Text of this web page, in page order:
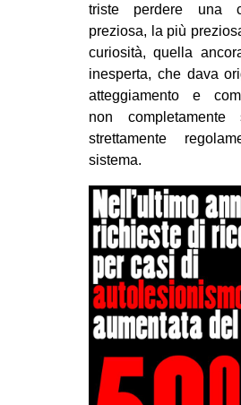
triste perdere una
preziosa, la più
curiosità, quella
inesperta, che dava
atteggiamento e
non
strettamente
sistema.